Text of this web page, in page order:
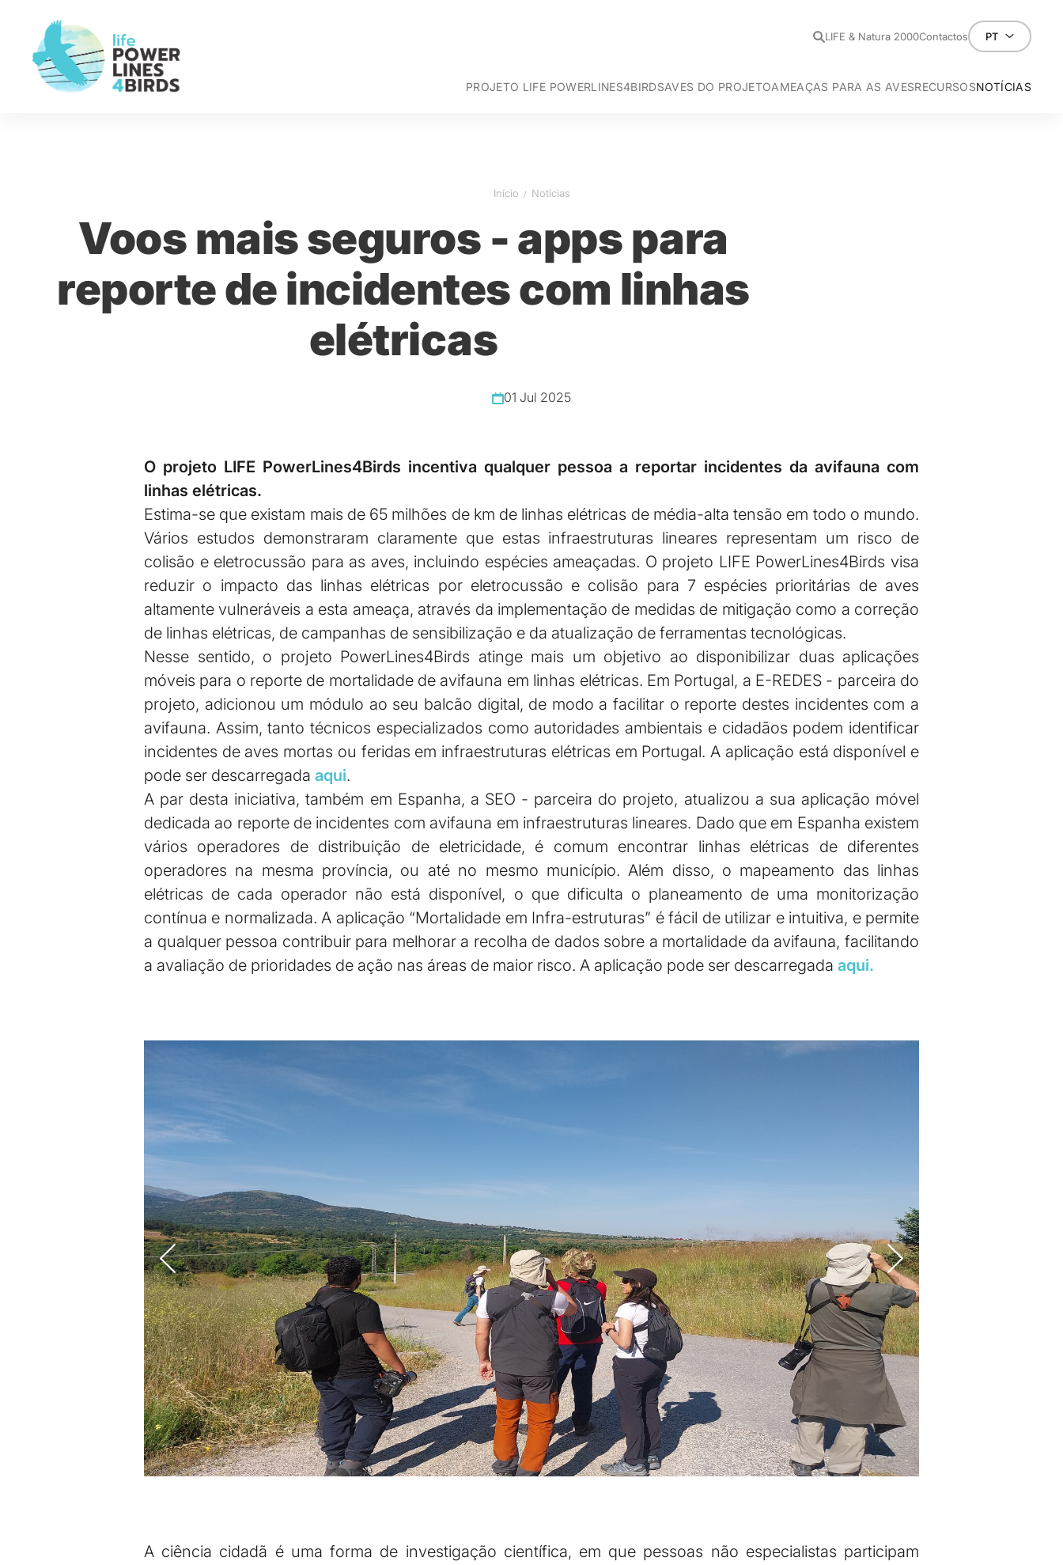
LIFE & Natura 2000Contactos PT
PROJETO LIFE POWERLINES4BIRDS
Equipa
Equipa SEO/BIRDLIFE
Equipa E-REDES
Parceiros
AVES DO PROJETO
Rolieiro -Coracias garrulus
AMEAÇAS PARA AS AVESRECURSOSNOTÍCIAS
Início Notícias
Voos mais seguros - apps para
reporte de incidentes com linhas
elétricas
01 Jul 2025
O projeto LIFE PowerLines4Birds incentiva qualquer pessoa a reportar incidentes da avifauna com
linhas elétricas.
Estima-se que existam mais de 65 milhões de km de linhas elétricas de média-alta tensão em todo o mundo.
Vários estudos demonstraram claramente que estas infraestruturas lineares representam um risco de
colisão e eletrocussão para as aves, incluindo espécies ameaçadas. O projeto LIFE PowerLines4Birds visa
reduzir o impacto das linhas elétricas por eletrocussão e colisão para 7 espécies prioritárias de aves
altamente vulneráveis a esta ameaça, através da implementação de medidas de mitigação como a correção
de linhas elétricas, de campanhas de sensibilização e da atualização de ferramentas tecnológicas.
Nesse sentido, o projeto PowerLines4Birds atinge mais um objetivo ao disponibilizar duas aplicações
móveis para o reporte de mortalidade de avifauna em linhas elétricas. Em Portugal, a E-REDES - parceira do
projeto, adicionou um módulo ao seu balcão digital, de modo a facilitar o reporte destes incidentes com a
avifauna. Assim, tanto técnicos especializados como autoridades ambientais e cidadãos podem identificar
incidentes de aves mortas ou feridas em infraestruturas elétricas em Portugal. A aplicação está disponível e
pode ser descarregada aqui.
A par desta iniciativa, também em Espanha, a SEO - parceira do projeto, atualizou a sua aplicação móvel
dedicada ao reporte de incidentes com avifauna em infraestruturas lineares. Dado que em Espanha existem
vários operadores de distribuição de eletricidade, é comum encontrar linhas elétricas de diferentes
operadores na mesma província, ou até no mesmo município. Além disso, o mapeamento das linhas
elétricas de cada operador não está disponível, o que dificulta o planeamento de uma monitorização
contínua e normalizada. A aplicação “Mortalidade em Infra-estruturas” é fácil de utilizar e intuitiva, e permite
a qualquer pessoa contribuir para melhorar a recolha de dados sobre a mortalidade da avifauna, facilitando
a avaliação de prioridades de ação nas áreas de maior risco. A aplicação pode ser descarregada aqui.
A ciência cidadã é uma forma de investigação científica, em que pessoas não especialistas participam